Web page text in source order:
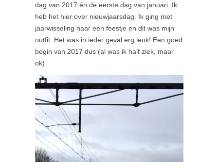
dag van 2017 én de eerste dag van januari. Ik
heb het hier over nieuwjaarsdag. Ik ging met
jaarwisseling naar een feestje en dit was mijn
outfit. Het was in ieder geval erg leuk! Een goed
begin van 2017 dus (al was ik half ziek, maar
ok)